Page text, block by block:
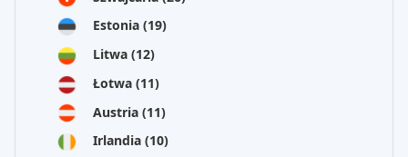
Estonia (19)
Litwa (12)
Łotwa (11)
Austria (11)
Irlandia (10)